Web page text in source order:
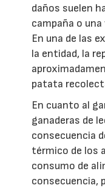
daños suelen
campaña o
En una de las
la entidad, la
patata
En cuanto al
ganaderas de
consecuencia
térmico de los
consumo de
consecuencia,